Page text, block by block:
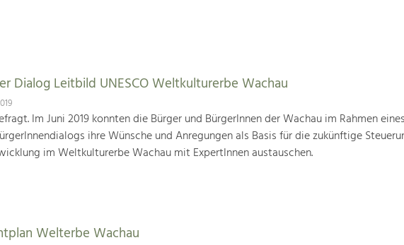
Dialog Leitbild UNESCO Weltkulturerbe Wachau
Im Juni 2019 konnten die Bürger und BürgerInnen der Wachau im Rahmen eines
ihre Wünsche und Anregungen als Basis für die zukünftige
im Weltkulturerbe Wachau mit ExpertInnen austauschen.
Welterbe Wachau